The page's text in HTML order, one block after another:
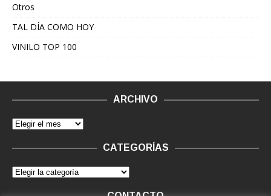
Otros
TAL DÍA COMO HOY
VINILO TOP 100
ARCHIVO
CATEGORÍAS